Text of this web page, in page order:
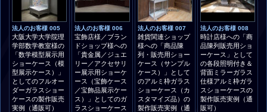
法人のお客様 005
大阪大学大学院理
学部数学教室様の
「数学模型展示用
ショーケース（模
型展示ケース）」
としてのフルオー
ダーガラスショー
ケースの製作販売
実例（通販可）
法人のお客様 006
宝飾店様／ブラン
ドショップ様への
「貴金属／ジュエ
リー／アクセサリ
ー展示用ショーケ
ース（宝飾ケース
／宝飾品展示ケー
ス）」としてのガ
ラスショーケース
法人のお客様 007
雑貨関連ショップ
様への「商品陳
列・販売用ショー
ケース（サンプル
ケース）」として
のアルミ枠ガラス
ショーケース（カ
スタマイズ品）の
製作販売実例（通
法人のお客様 008
時計店様への「商
品陳列販売用ショ
ーケース」として
の各段照明付き＆
背面ミラーガラス
仕様アルミ枠ガラ
スショーケースの
製作販売実例（通
販可）